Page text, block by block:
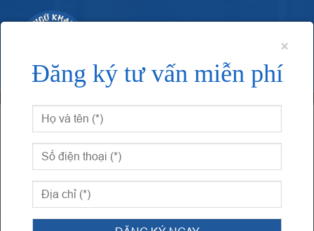
×
Đăng ký tư vấn miễn phí
Trang chủ Giáo trình Hán ngữ 3
音乐 – Tôi thích âm nhạc hơn bạn
BÀI 1: 我比你更喜欢音乐 – TÔI THÍCH
ÂM NHẠC HƠN BẠN